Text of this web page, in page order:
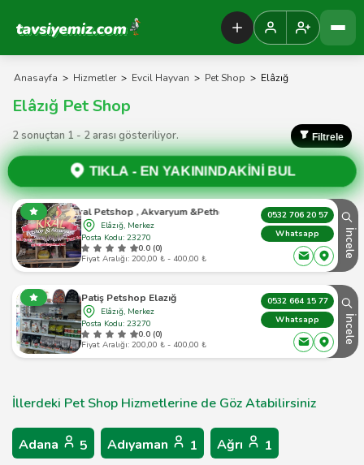
Tavsiyemiz Anasayfa
Anasayfa > Hizmetler > Evcil Hayvan > Pet Shop > Elâzığ
Elâzığ Pet Shop
2 sonuçtan 1 - 2 arası gösteriliyor. Filtrele
TIKLA - EN YAKININDAKİNİ BUL
Kral Petshop , Akvaryum &Pethotel
Elâzığ, Merkez
Posta Kodu: 23270
0.0 (0)
Fiyat Aralığı: 200,00 ₺ - 400,00 ₺
0532 706 20 57
Whatsapp
İncele
Patiş Petshop Elazığ
Elâzığ, Merkez
Posta Kodu: 23270
0.0 (0)
Fiyat Aralığı: 200,00 ₺ - 400,00 ₺
0532 664 15 77
Whatsapp
İncele
İllerdeki Pet Shop Hizmetlerine de Göz Atabilirsiniz
Adana 5 Adıyaman 1 Ağrı 1